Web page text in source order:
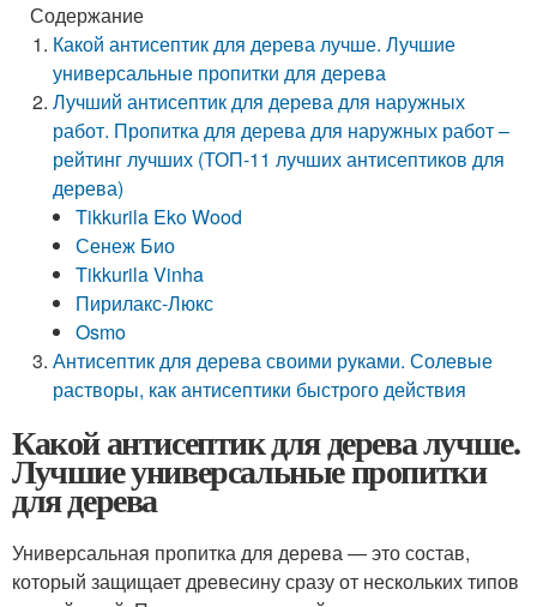
Содержание
Какой антисептик для дерева лучше. Лучшие
универсальные пропитки для дерева
Лучший антисептик для дерева для наружных
работ. Пропитка для дерева для наружных работ –
рейтинг лучших (ТОП-11 лучших антисептиков для
дерева)
Tikkurila Eko Wood
Сенеж Био
Tikkurila Vinha
Пирилакс-Люкс
Osmo
Антисептик для дерева своими руками. Солевые
растворы, как антисептики быстрого действия
Какой антисептик для дерева лучше.
Лучшие универсальные пропитки
для дерева
Универсальная пропитка для дерева — это состав,
который защищает древесину сразу от нескольких типов